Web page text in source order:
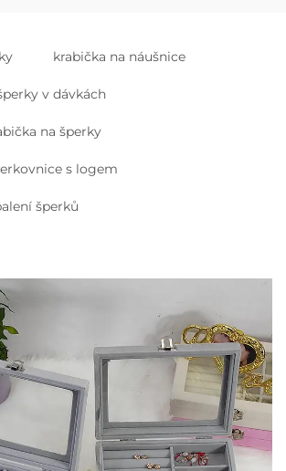
krabička na náušnice
v dávkách
na šperky
s logem
šperků